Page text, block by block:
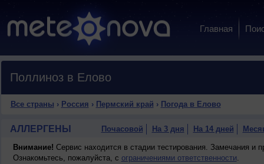
Главная
Поллиноз в Елово
Все страны › Россия › Пермский край › Погода в Елово
АЛЛЕРГЕНЫ Почасовой На 3 дня На 14 дней
Внимание! Сервис находится в стадии тестирования. Замечания и
Ознакомьтесь, пожалуйста, с ограничениями ответственности.